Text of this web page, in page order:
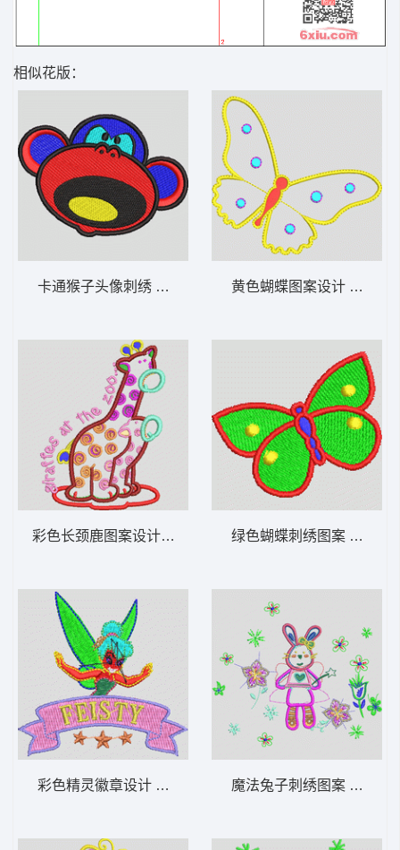
相似花版：
卡通猴子头像刺绣 猴子_卡通贴布
彩色长颈鹿图案设计 长颈鹿_卡通贴布
彩色精灵徽章设计 公主_卡通贴布
黄色蝴蝶图案设计 蝴蝶_
绿色蝴蝶刺绣图案 蝴蝶_
魔法兔子刺绣图案 兔_卡